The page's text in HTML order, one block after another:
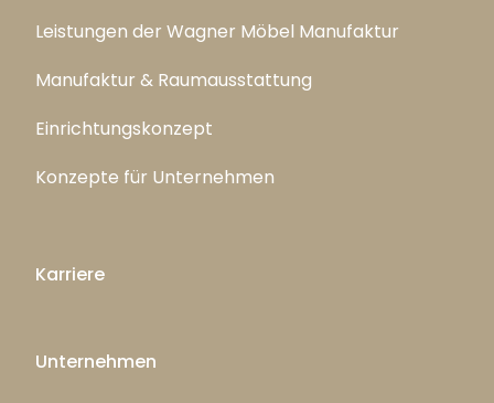
Leistungen der Wagner Möbel Manufaktur
Manufaktur & Raumausstattung
Einrichtungskonzept
Konzepte für Unternehmen
Karriere
Unternehmen